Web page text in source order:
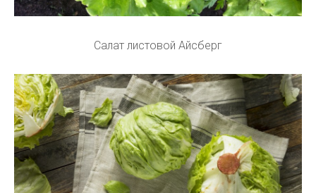
Салат листовой Айсберг